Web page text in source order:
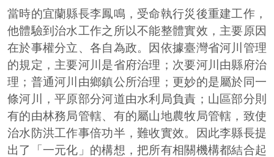
當時的宜蘭縣長李鳳鳴，受命執行災後重建工作，
他體驗到治水工作之所以不能整體實效，主要原因
在於事權分立、各自為政。因依據臺灣省河川管理
的規定，主要河川是省府治理；次要河川由縣府治
理；普通河川由鄉鎮公所治理；更妙的是屬於同一
條河川，平原部分河道由水利局負責；山區部分則
有的由林務局管轄、有的屬山地農牧局管轄，致使
治水防洪工作事倍功半，難收實效。因此李縣長提
出了「一元化」的構想，把所有相關機構都結合起